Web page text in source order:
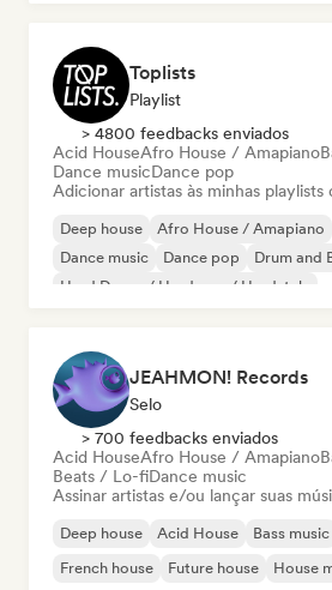
Toplists
Playlist
> 4800 feedbacks enviados
Acid HouseAfro House / Amapiano
Dance musicDance pop
Adicionar artistas às minhas
Deep house Afro House / Amapiano
Dance music
Dance pop Drum and
Hard Dance / Hardcore / Hardstyle
JEAHMON! Records
Selo
> 700 feedbacks enviados
Acid HouseAfro House / Amapiano
Beats / Lo-fiDance music
Assinar artistas e/ou lançar suas
Deep house Acid House Bass music
French house
Future house House